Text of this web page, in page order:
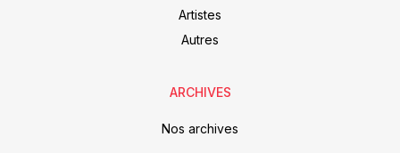
Artistes
Autres
ARCHIVES
Nos archives